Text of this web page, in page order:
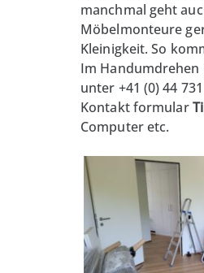
manchmal geht
Möbelmonteure
Kleinigkeit. So
Im Handumdrehen
unter +41 (0) 44
Kontaktformular
Computer etc.